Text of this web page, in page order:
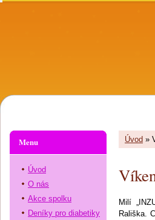
Úvod »
Milí
Rališka.
Menu
Úvod
O nás
Akce spolku
Deníky pro diabetiky